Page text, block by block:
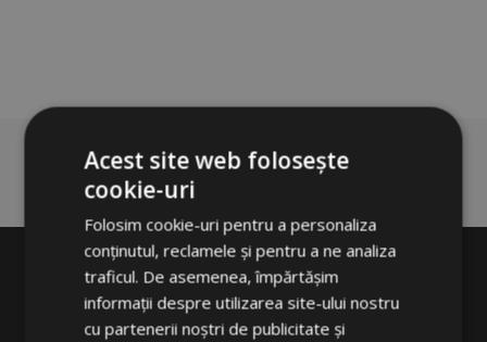
Acest site web folosește
cookie-uri
Folosim cookie-uri pentru a personaliza
conținutul, reclamele și pentru a ne analiza
traficul. De asemenea, împărtășim
informații despre utilizarea site-ului nostru
cu partenerii noștri de publicitate și